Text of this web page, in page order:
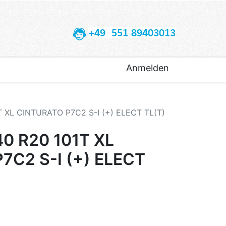
+49 551 89403013
Anmelden
XL CINTURATO P7C2 S-I (+) ELECT TL(T)
R20 101T XL
S-I (+) ELECT